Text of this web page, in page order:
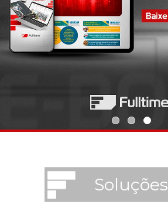
Soluções